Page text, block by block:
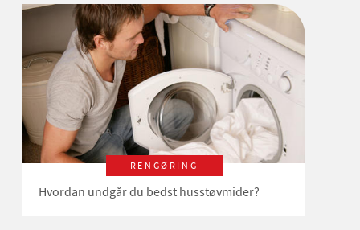
RENGØRING
Hvordan undgår du bedst husstøvmider?